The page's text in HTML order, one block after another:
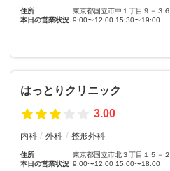
住所
東京都国立市中１丁目９－３６
本日の営業状況 9:00〜12:00 15:30〜19:00
はっとりクリニック
3.00
内科 外科 整形外科
住所
東京都国立市北３丁目１５－２
本日の営業状況 9:00〜12:00 15:00〜18:00